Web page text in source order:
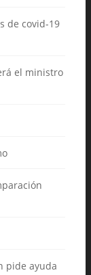
de covid-19
el ministro
pide ayuda